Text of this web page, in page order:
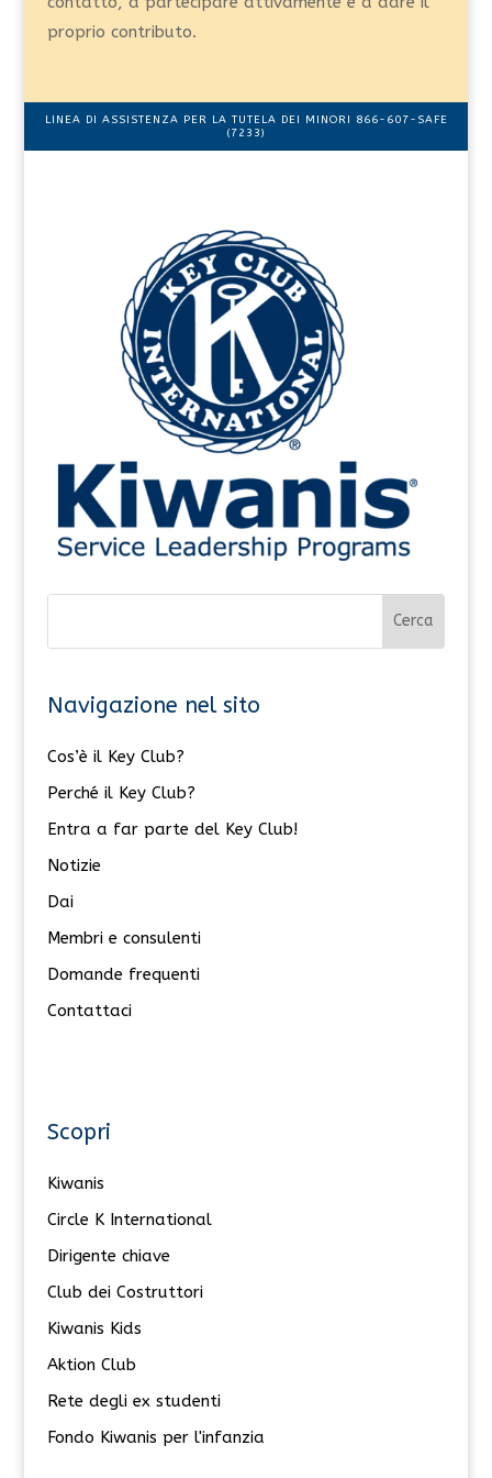
proprio contributo.
LINEA DI ASSISTENZA PER LA TUTELA DEI MINORI 866-607-SAFE
(7233)
Navigazione nel sito
Cos’è il Key Club?
Perché il Key Club?
Entra a far parte del Key Club!
Notizie
Dai
Membri e consulenti
Domande frequenti
Contattaci
Scopri
Kiwanis
Circle K International
Dirigente chiave
Club dei Costruttori
Kiwanis Kids
Aktion Club
Rete degli ex studenti
Fondo Kiwanis per l'infanzia